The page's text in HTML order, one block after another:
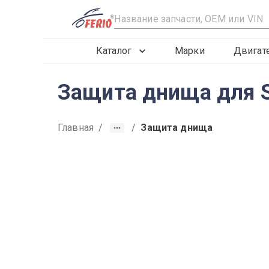
R
Каталог Марки
Защита днища для
Главная / / Защита днища